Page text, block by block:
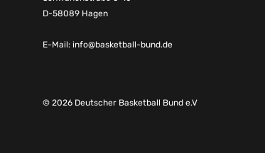
D-58089 Hagen
E-Mail: info@basketball-bund.de
© 2026 Deutscher Basketball Bund e.V